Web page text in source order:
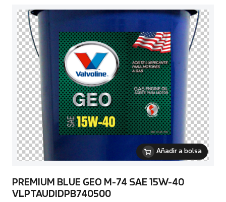
Añadir a bolsa
PREMIUM BLUE GEO M-74 SAE 15W-40
VLPTAUDIDPB740500